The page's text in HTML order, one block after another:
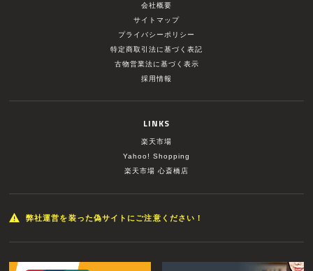
会社概要
サイトマップ
プライバシーポリシー
特定商取引法に基づく表記
古物営業法に基づく表示
採用情報
LINKS
楽天市場
Yahoo! Shopping
楽天市場 心斎橋店
弊社運営を装った偽サイトにご注意ください！